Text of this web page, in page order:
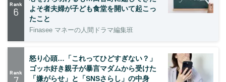
Rank
6
よそ者夫婦が子ども食堂を開いて起こっ
たこと
Finasee マネーの人間ドラマ編集班
Rank
怒り心頭…「これってひどすぎない？」
ゴッホ好き親子が暴言マダムから受けた
「嫌がらせ」と「SNSさらし」の中身